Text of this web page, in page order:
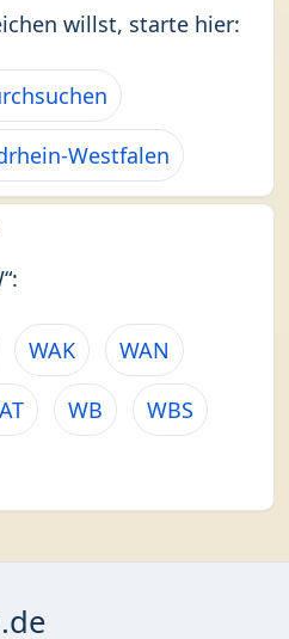
willst, starte hier:
Westfalen
WAK WAN
WB WBS